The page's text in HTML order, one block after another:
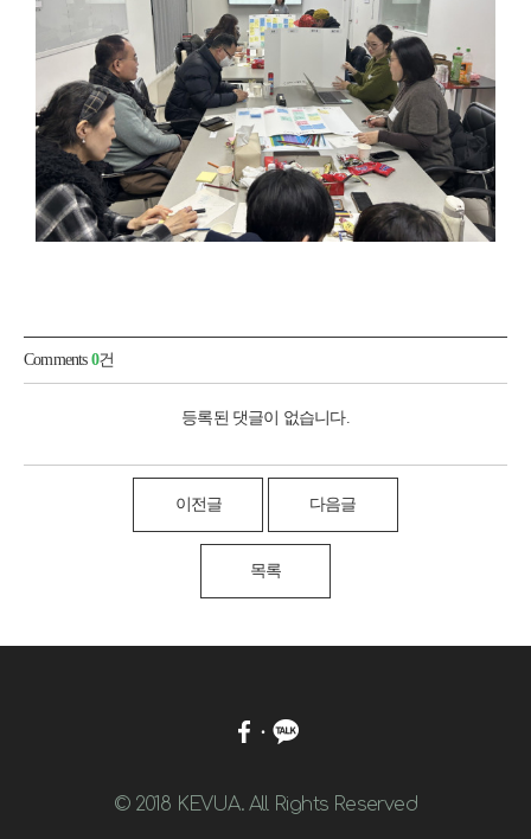
Comments 0건
등록된 댓글이 없습니다.
이전글 다음글
목록
© 2018 KEVUA. All Rights Reserved